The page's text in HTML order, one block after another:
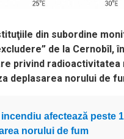
din subordine
de la
privind
deplasarea norului de
afectează peste
norului de fum